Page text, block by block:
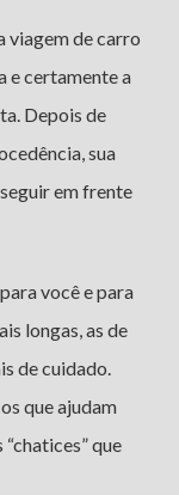
viagem de carro
e certamente a
Depois de
sua
em frente
você e para
longas, as de
de cuidado.
que ajudam
“chatices” que